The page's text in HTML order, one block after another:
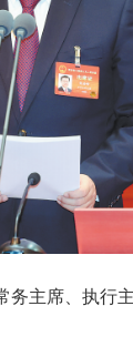
主席、执行